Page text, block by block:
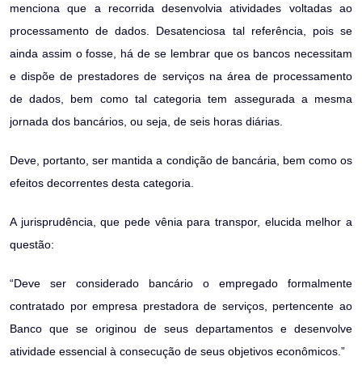
menciona que a recorrida desenvolvia atividades voltadas ao
processamento de dados. Desatenciosa tal referência, pois se
ainda assim o fosse, há de se lembrar que os bancos necessitam
e dispõe de prestadores de serviços na área de processamento
de dados, bem como tal categoria tem assegurada a mesma
jornada dos bancários, ou seja, de seis horas diárias.
Deve, portanto, ser mantida a condição de bancária, bem como os
efeitos decorrentes desta categoria.
A jurisprudência, que pede vênia para transpor, elucida melhor a
questão:
“Deve ser considerado bancário o empregado formalmente
contratado por empresa prestadora de serviços, pertencente ao
Banco que se originou de seus departamentos e desenvolve
atividade essencial à consecução de seus objetivos econômicos.”